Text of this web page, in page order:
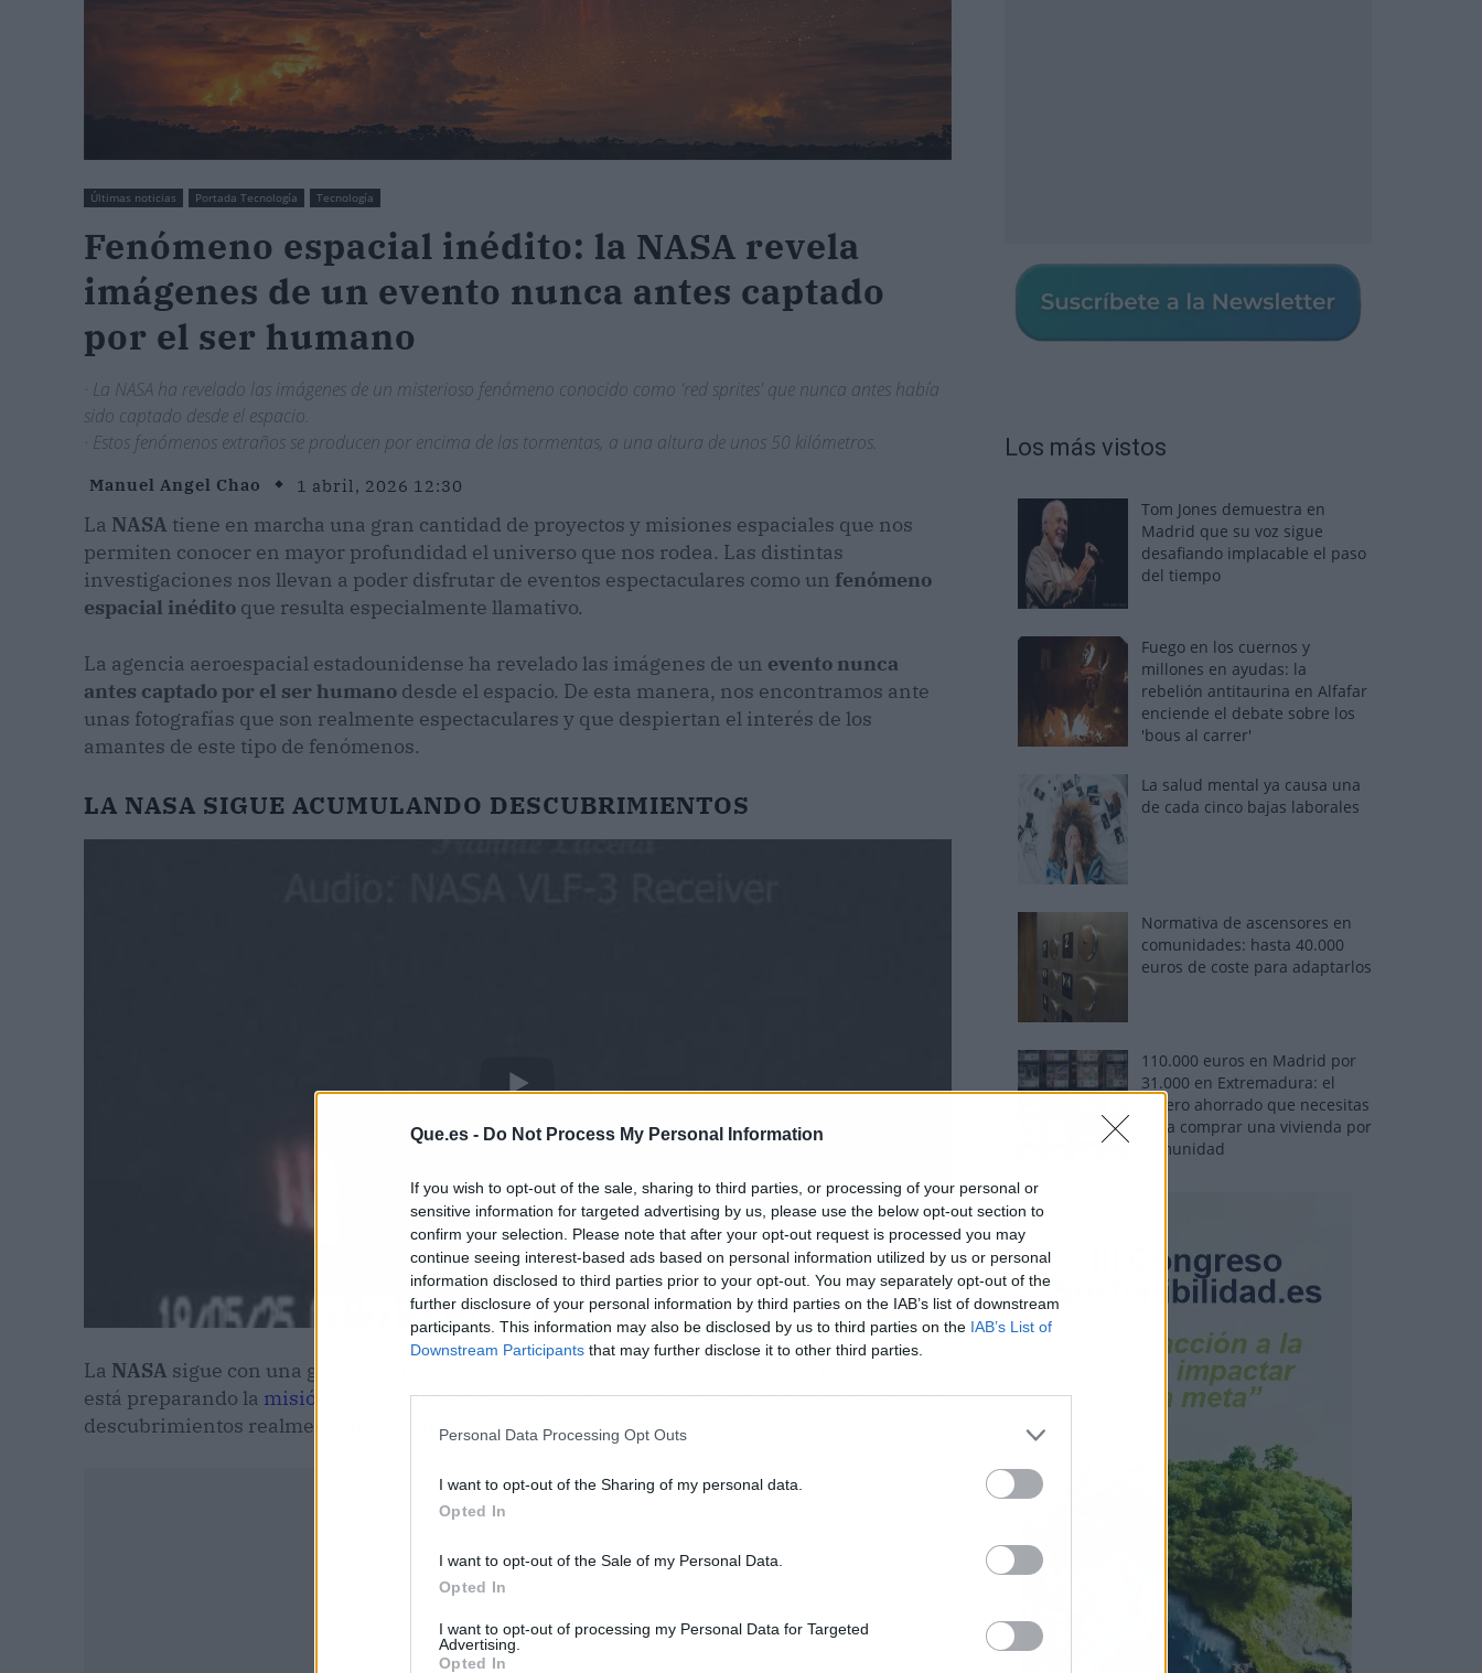
Que.es - Do Not Process My Personal Information
If you wish to opt-out of the sale, sharing to third parties, or processing of your personal or
sensitive information for targeted advertising by us, please use the below opt-out section to
confirm your selection. Please note that after your opt-out request is processed you may
continue seeing interest-based ads based on personal information utilized by us or personal
information disclosed to third parties prior to your opt-out. You may separately opt-out of the
further disclosure of your personal information by third parties on the IAB’s list of downstream
participants. This information may also be disclosed by us to third parties on the IAB’s List of
Downstream Participants that may further disclose it to other third parties.
Personal Data Processing Opt Outs
I want to opt-out of the Sharing of my personal data.
Opted In
I want to opt-out of the Sale of my Personal Data.
Opted In
I want to opt-out of processing my Personal Data for Targeted
Advertising.
Opted In
Últimas noticias Portada Tecnología Tecnología
Fenómeno espacial inédito: la NASA revela
imágenes de un evento nunca antes captado
por el ser humano
· La NASA ha revelado las imágenes de un misterioso fenómeno conocido como 'red sprites' que nunca antes había
sido captado desde el espacio.
· Estos fenómenos extraños se producen por encima de las tormentas, a una altura de unos 50 kilómetros.
Manuel Angel Chao 1 abril, 2026 12:30
La NASA tiene en marcha una gran cantidad de proyectos y misiones espaciales que nos
permiten conocer en mayor profundidad el universo que nos rodea. Las distintas
investigaciones nos llevan a poder disfrutar de eventos espectaculares como un fenómeno
espacial inédito que resulta especialmente llamativo.
La agencia aeroespacial estadounidense ha revelado las imágenes de un evento nunca
antes captado por el ser humano desde el espacio. De esta manera, nos encontramos ante
unas fotografías que son realmente espectaculares y que despiertan el interés de los
amantes de este tipo de fenómenos.
LA NASA SIGUE ACUMULANDO DESCUBRIMIENTOS
La NASA sigue con una gran actividad a diferentes niveles, y es que al mismo tiempo que
está preparando la misión Artemis IIpara regresar a la Luna, se ha encontrado con distintos
descubrimientos realmente interesantes a lo largo de los últimos meses.
Los más vistos
Tom Jones demuestra en
Madrid que su voz sigue
desafiando implacable el paso
del tiempo
Fuego en los cuernos y
millones en ayudas: la
rebelión antitaurina en Alfafar
enciende el debate sobre los
'bous al carrer'
La salud mental ya causa una
de cada cinco bajas laborales
Normativa de ascensores en
comunidades: hasta 40.000
euros de coste para adaptarlos
110.000 euros en Madrid por
31.000 en Extremadura: el
dinero ahorrado que necesitas
para comprar una vivienda por
comunidad